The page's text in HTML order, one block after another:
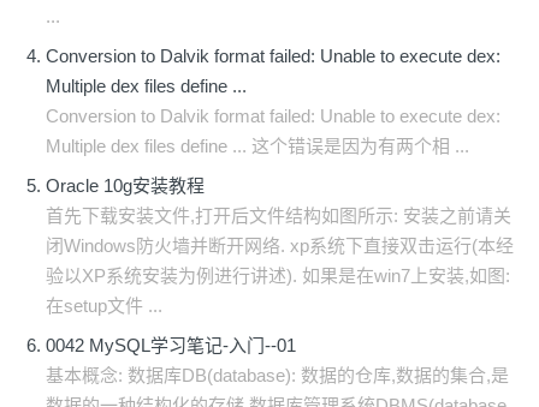
...
Conversion to Dalvik format failed: Unable to execute dex:
Multiple dex files define ...
Conversion to Dalvik format failed: Unable to execute dex:
Multiple dex files define ... 这个错误是因为有两个相 ...
Oracle 10g安装教程
首先下载安装文件,打开后文件结构如图所示: 安装之前请关
闭Windows防火墙并断开网络. xp系统下直接双击运行(本经
验以XP系统安装为例进行讲述). 如果是在win7上安装,如图:
在setup文件 ...
0042 MySQL学习笔记-入门--01
基本概念: 数据库DB(database): 数据的仓库,数据的集合,是